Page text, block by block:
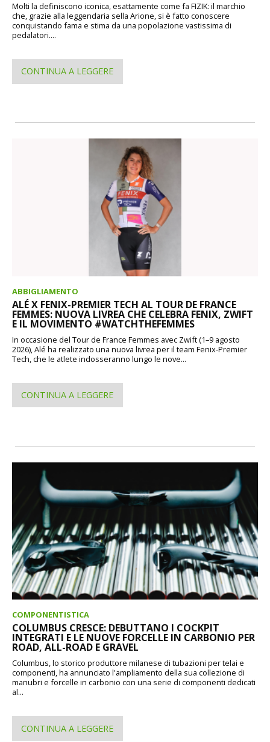
Molti la definiscono iconica, esattamente come fa FIZIK: il marchio
che, grazie alla leggendaria sella Arione, si è fatto conoscere
conquistando fama e stima da una popolazione vastissima di
pedalatori....
CONTINUA A LEGGERE
ABBIGLIAMENTO
ALÉ X FENIX-PREMIER TECH AL TOUR DE FRANCE
FEMMES: NUOVA LIVREA CHE CELEBRA FENIX, ZWIFT
E IL MOVIMENTO #WATCHTHEFEMMES
In occasione del Tour de France Femmes avec Zwift (1–9 agosto
2026), Alé ha realizzato una nuova livrea per il team Fenix-Premier
Tech, che le atlete indosseranno lungo le nove...
CONTINUA A LEGGERE
COMPONENTISTICA
COLUMBUS CRESCE: DEBUTTANO I COCKPIT
INTEGRATI E LE NUOVE FORCELLE IN CARBONIO PER
ROAD, ALL-ROAD E GRAVEL
Columbus, lo storico produttore milanese di tubazioni per telai e
componenti, ha annunciato l'ampliamento della sua collezione di
manubri e forcelle in carbonio con una serie di componenti dedicati
al...
CONTINUA A LEGGERE